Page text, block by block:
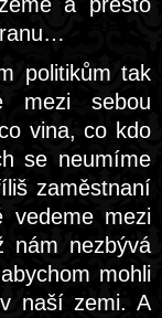
politikům tak
mezi sebou
vina, co kdo
se neumíme
zaměstnaní
vedeme mezi
nám nezbývá
mohli
naší zemi. A